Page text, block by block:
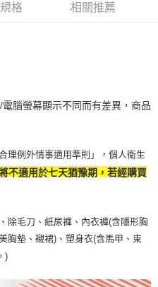
之使用額度並採取法律行動。
運費
格 相關推薦
腦螢幕顯示不同而有差異，商品
理例外情事適用準則」，個人衛生
不適用於七天猶豫期，若經購買
除毛刀、紙尿褲、內衣褲(含隱形胸
胸墊、襯裙)、塑身衣(含馬甲、束
)